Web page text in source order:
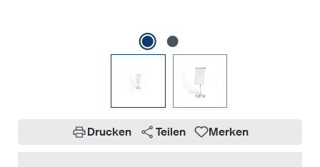
Drucken Teilen Merken